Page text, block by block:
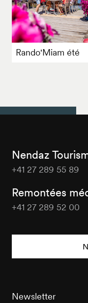
Rando'Miam été
Nendaz
+41 27 289 55 89
Remontées
+41 27 289 52 00
Newsletter